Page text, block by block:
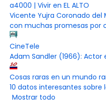
a4000 | Vivir en EL ALTO
Vicente Yujra Coronado del
con muchas promesas por
CineTele
Adam Sandler (1966): Actor
Cosas raras en un mundo
10 datos interesantes sobre
Mostrar todo